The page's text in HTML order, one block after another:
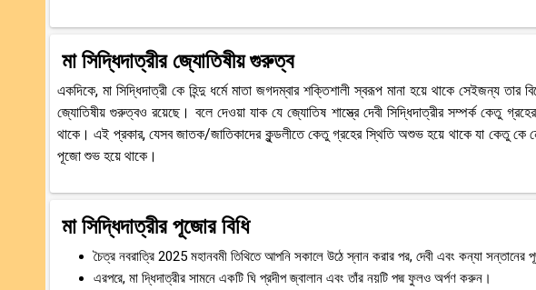
মা সিদ্ধিদাত্রীর জ্যোতিষীয় গুরুত্ব
একদিকে, মা সিদ্ধিদাত্রী কে হিন্দু ধর্মে মাতা জগদম্বার শক্তিশালী স্বরূপ মানা হয়ে থাকে সেইজন্য তার
জ্যোতিষীয় গুরুত্বও রয়েছে। বলে দেওয়া যাক যে জ্যোতিষ শাস্ত্রে দেবী সিদ্ধিদাত্রীর সম্পর্ক কেতু
থাকে। এই প্রকার, যেসব জাতক/জাতিকাদের কুন্ডলীতে কেতু গ্রহের স্থিতি অশুভ হয়ে থাকে যা কেতু কে
পূজো শুভ হয়ে থাকে।
মা সিদ্ধিদাত্রীর পূজোর বিধি
চৈত্র নবরাত্রি 2025 মহানবমী তিথিতে আপনি সকালে উঠে স্নান করার পর, দেবী এবং কন্যা সন্তানের
এরপরে, মা দ্ধিদাত্রীর সামনে একটি ঘি প্রদীপ জ্বালান এবং তাঁর নয়টি পদ্ম ফুলও অর্পণ করুন।